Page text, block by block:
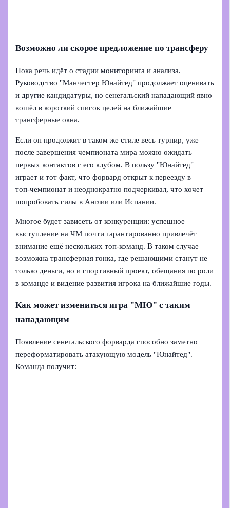
Возможно ли скорое предложение по трансферу
Пока речь идёт о стадии мониторинга и анализа.
Руководство "Манчестер Юнайтед" продолжает оценивать
и другие кандидатуры, но сенегальский нападающий явно
вошёл в короткий список целей на ближайшие
трансферные окна.
Если он продолжит в таком же стиле весь турнир, уже
после завершения чемпионата мира можно ожидать
первых контактов с его клубом. В пользу "Юнайтед"
играет и тот факт, что форвард открыт к переезду в
топ‑чемпионат и неоднократно подчеркивал, что хочет
попробовать силы в Англии или Испании.
Многое будет зависеть от конкуренции: успешное
выступление на ЧМ почти гарантированно привлечёт
внимание ещё нескольких топ‑команд. В таком случае
возможна трансферная гонка, где решающими станут не
только деньги, но и спортивный проект, обещания по роли
в команде и видение развития игрока на ближайшие годы.
Как может измениться игра "МЮ" с таким
нападающим
Появление сенегальского форварда способно заметно
переформатировать атакующую модель "Юнайтед".
Команда получит: